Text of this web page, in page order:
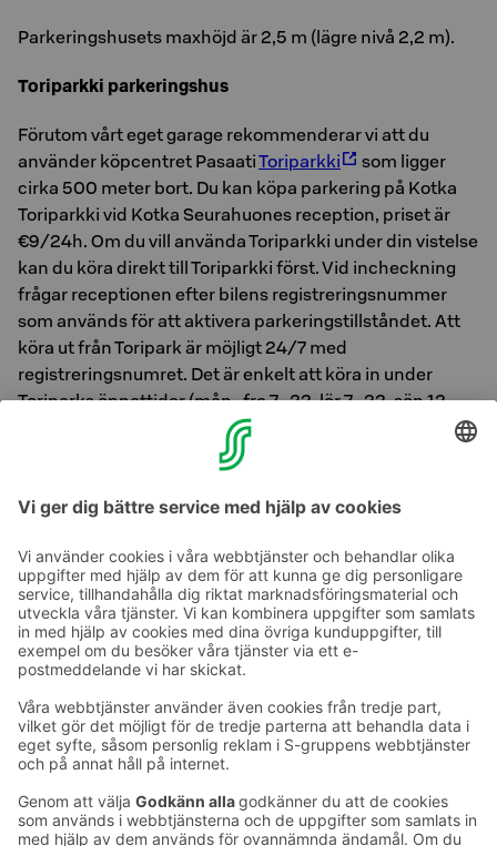
Par­ke­rings­hu­sets max­höjd är 2,5 m (lägre nivå 2,2 m).
Toriparkki parkeringshus
Förutom vårt eget garage rekommenderar vi att du
använder köpcentret PasaatiToriparkki
som ligger
cirka 500 meter bort. Du kan köpa parkering på Kotka
Toriparkki vid Kotka Seurahuones reception, priset är
€9/24h. Om du vill använda Toriparkki under din vistelse
kan du köra direkt till Toriparkki först. Vid incheckning
frågar receptionen efter bilens registreringsnummer
som används för att aktivera parkeringstillståndet. Att
köra ut från Toripark är möjligt 24/7 med
registreringsnumret. Det är enkelt att köra in under
Toriparks öppettider (mån–fre 7–22, lör 7–22, sön 12–
22), om du behöver aktivera parkering i förväg under
dessa öppettider, vänligen kontakta vårt hotells
registreringsnummer.
Ta kontakt
Kontaktuppgifter till hotellen
Feedback
Ge feedback
Sokos Hotels nyhetsbrev
nyhetsbrev
Du får Sokos Hotellens senaste
Utmärkelser och certifikat